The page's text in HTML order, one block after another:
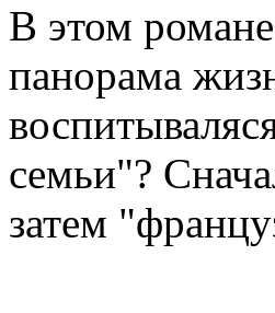
В этом
панорама
семьи"?
затем